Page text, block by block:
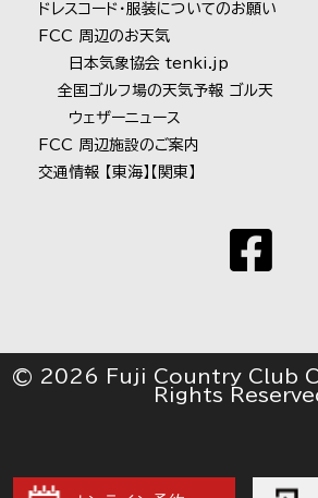
ドレスコード・服装についてのお願い
FCC 周辺のお天気
日本気象協会 tenki.jp
全国ゴルフ場の天気予報 ゴル天
ウェザーニュース
FCC 周辺施設のご案内
交通情報 【東海】 【関東】
© 2026 Fuji Country Club
Rights